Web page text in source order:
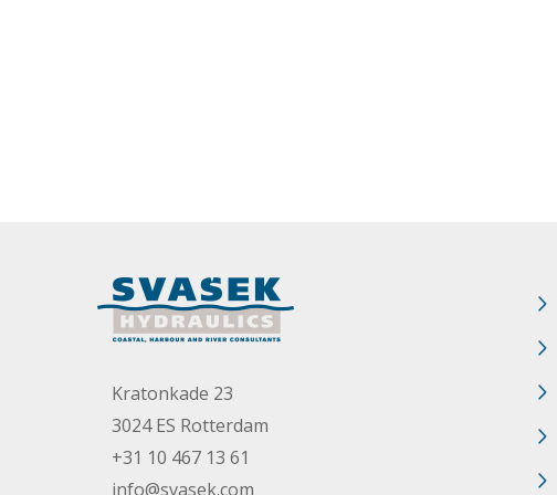
Kratonkade 23
3024 ES Rotterdam
+31 10 467 13 61
info@svasek.com